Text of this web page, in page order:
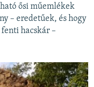
ősi műemlékek
– eredetűek, és hogy
hacskár –